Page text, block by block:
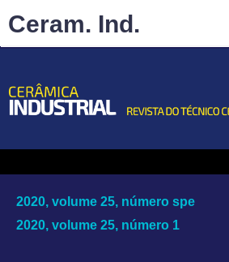
2020, volume 25, número spe
2020, volume 25, número 1
Ceram. Ind.